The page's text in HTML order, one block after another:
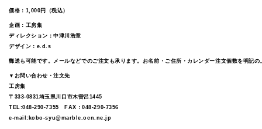
価格：1,000円（税込）
企画：工房集
ディレクション：中津川浩章
デザイン：e.d.s
郵送も可能です。メールなどでのご注文も承ります。お名前・ご住所・カレンダー注文個数を明記
▼お問い合わせ・注文先
工房集
〒333-0831埼玉県川口市木曽呂1445
TEL:048‐290-7355 FAX：048-290-7356
e-mail:kobo-syu@marble.ocn.ne.jp